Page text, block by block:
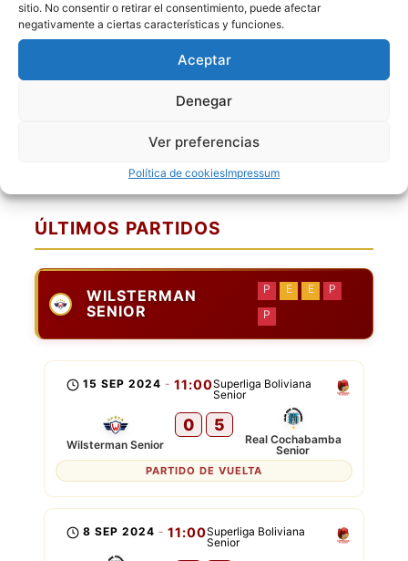
sitio. No consentir o retirar el consentimiento, puede afectar
negativamente a ciertas características y funciones.
Aceptar
Denegar
Ver preferencias
Política de cookiesImpressum
[11] Dennis Ramirez
[17] Juan Carlos Olguin
[20] Wilson Mamani
[99] Fabricio Javier Salazar
ÚLTIMOS PARTIDOS
WILSTERMAN
SENIOR
P E E
P
P
Superliga Boliviana
Senior
15 SEP 2024 - 11:00
Wilsterman Senior
0 5
Real Cochabamba
Senior
PARTIDO DE VUELTA
Superliga Boliviana
Senior
8 SEP 2024 - 11:00